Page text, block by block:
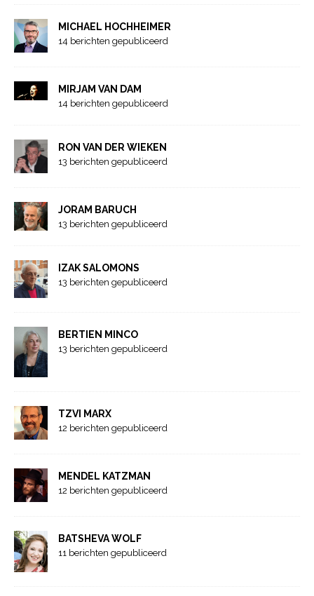
MICHAEL HOCHHEIMER
14 berichten gepubliceerd
MIRJAM VAN DAM
14 berichten gepubliceerd
RON VAN DER WIEKEN
13 berichten gepubliceerd
JORAM BARUCH
13 berichten gepubliceerd
IZAK SALOMONS
13 berichten gepubliceerd
BERTIEN MINCO
13 berichten gepubliceerd
TZVI MARX
12 berichten gepubliceerd
MENDEL KATZMAN
12 berichten gepubliceerd
BATSHEVA WOLF
11 berichten gepubliceerd